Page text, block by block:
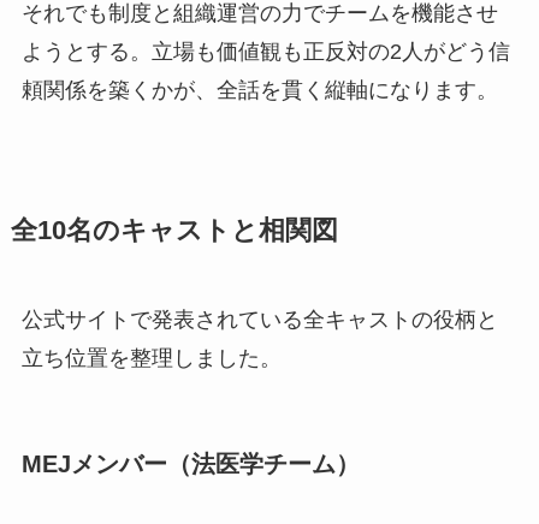
それでも制度と組織運営の力でチームを機能させ
ようとする。立場も価値観も正反対の2人がどう信
頼関係を築くかが、全話を貫く縦軸になります。
全10名のキャストと相関図
公式サイトで発表されている全キャストの役柄と
立ち位置を整理しました。
MEJメンバー（法医学チーム）